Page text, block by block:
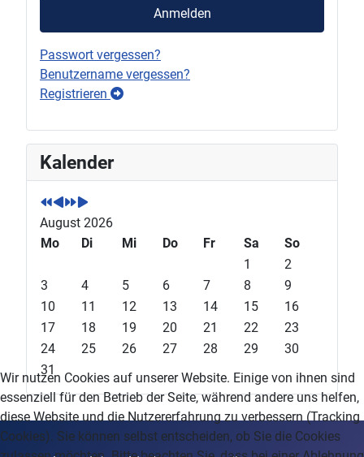
Anmelden
Passwort vergessen?
Benutzername vergessen?
Registrieren
Kalender
P
r
e
v
i
o
s
Y
e
a
P
r
e
v
i
o
M
o
n
h
N
e
x
t
Y
N
e
x
t
M
o
h
August 2026
Mo
Di Mi Do Fr Sa
So
1
2
3
4 5 6 7 8
9
10
11 12 13 14 15
16
17
18 19 20 21 22
23
24
25 26 27 28 29
30
31
Wir nutzen Cookies auf unserer Website. Einige von ihnen sind
essenziell für den Betrieb der Seite, während andere uns helfen,
diese Website und die Nutzererfahrung zu verbessern (Tracking
Cookies). Sie können selbst entscheiden, ob Sie die Cookies